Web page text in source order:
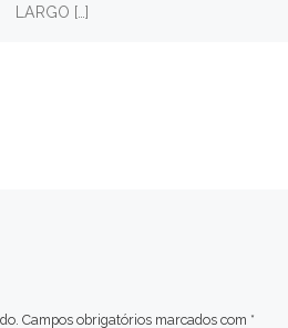
LARGO […]
Campos obrigatórios marcados com *